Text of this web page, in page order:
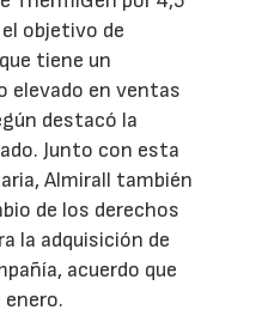
objetivo de
tiene un
elevado en ventas
destacó la
Junto con esta
Almirall también
de los derechos
la adquisición de
acuerdo que
enero.